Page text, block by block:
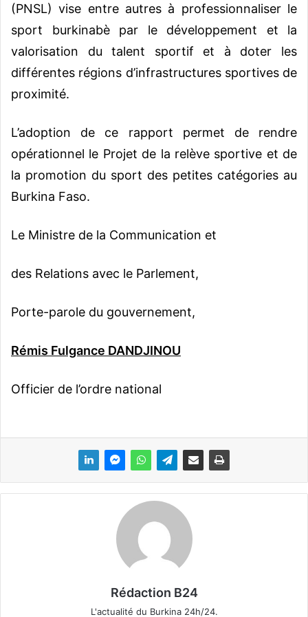
(PNSL) vise entre autres à professionnaliser le
sport burkinabè par le développement et la
valorisation du talent sportif et à doter les
différentes régions d’infrastructures sportives de
proximité.
L’adoption de ce rapport permet de rendre
opérationnel le Projet de la relève sportive et de
la promotion du sport des petites catégories au
Burkina Faso.
Le Ministre de la Communication et
des Relations avec le Parlement,
Porte-parole du gouvernement,
Rémis Fulgance DANDJINOU
Officier de l’ordre national
Rédaction B24
L'actualité du Burkina 24h/24.